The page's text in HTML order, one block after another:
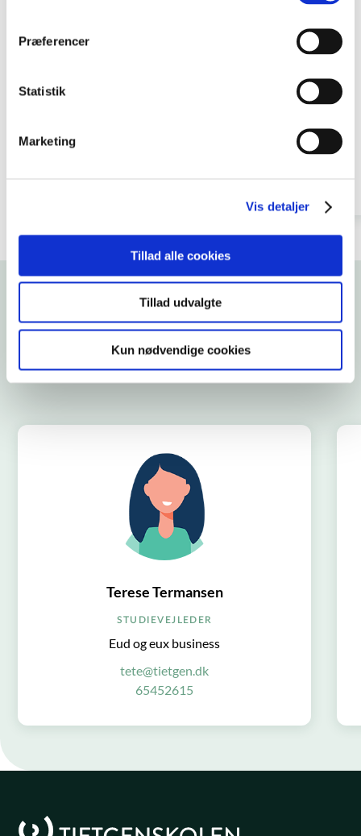
Præferencer
Statistik
Marketing
Vis detaljer
Tillad alle cookies
Tillad udvalgte
Kun nødvendige cookies
KONTAKT VORES STUDIEVEJLEDERE
Vil du høre mere om
uddannelserne?
Terese Termansen
STUDIEVEJLEDER
Eud og eux business
tete@tietgen.dk
65452615